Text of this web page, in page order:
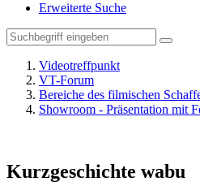
Erweiterte Suche
Videotreffpunkt
VT-Forum
Bereiche des filmischen
Showroom - Präsentation mit
Kurzgeschichte wabu